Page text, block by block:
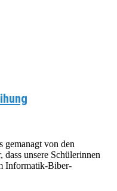
gemanagt von den
dass unsere Schülerinnen
Informatik-Biber-